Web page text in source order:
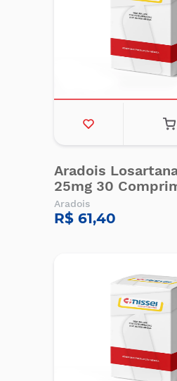
Aradois
25mg 30
Aradois
R$ 61,40